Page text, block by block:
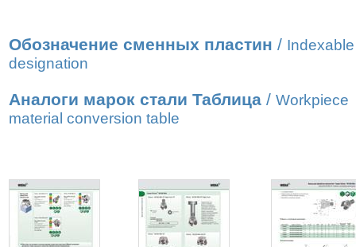
Обозначение сменных пластин /
designation
Аналоги марок стали Таблица / Workpiece
material conversion table